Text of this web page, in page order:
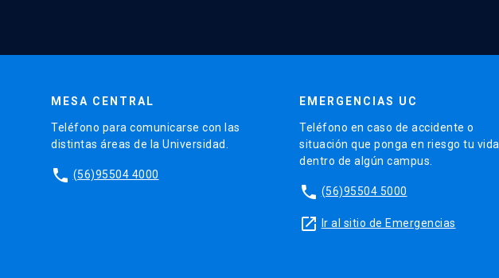
MESA CENTRAL
Teléfono para comunicarse con las
distintas áreas de la Universidad.
phone (56)95504 4000
EMERGENCIAS UC
Teléfono en caso de accidente o
situación que ponga en riesgo tu vida
dentro de algún campus.
phone (56)95504 5000
launch Ir al sitio de Emergencias